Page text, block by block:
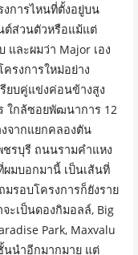
การไหนที่ตั้งอยู่บน
ต์ส่วนตัวหรือแม้แต่
และผมว่า Major เอง
รงการใหม่อย่าง
ยบคู่แข่งค่อนข้างสูง
ใกล้ซอยพัฒนาการ 12
งจากแยกคลองตัน
ชรบุรี ถนนรามคำแหง
มบอกมานี้ เป็นเส้นที่
มรอบโครงการก็ยังราย
ะเป็นดองกิมอลล์, Big
Park, Maxvalu
นนำอีกมากมาย แต่